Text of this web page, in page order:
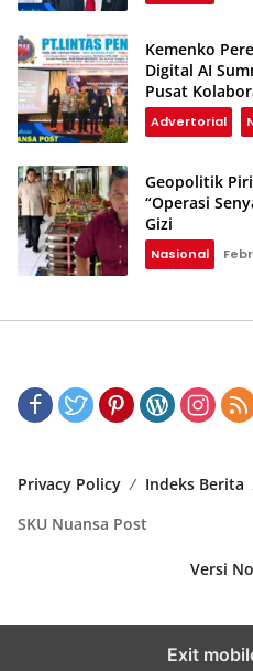
Kemenko
Digital AI
Pusat
Advertorial
Geopolitik
“Operasi
Gizi
Nasional
Privacy Policy Indeks Berita
SKU Nuansa Post
Versi
Exit